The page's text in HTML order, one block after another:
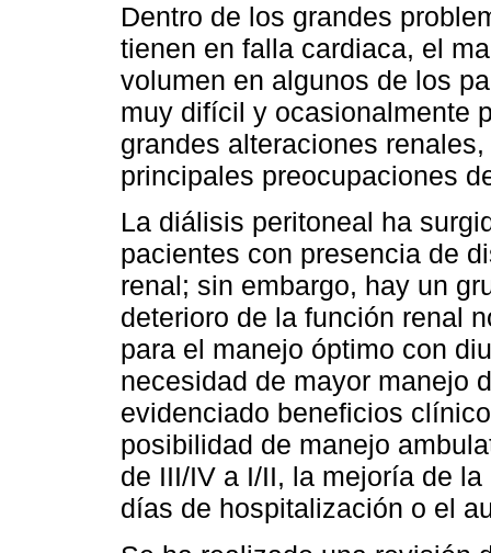
Dentro de los grandes
tienen en falla cardiaca, el
volumen en algunos de los
muy difícil y ocasionalmente
grandes alteraciones
principales preocupaciones
La diálisis peritoneal ha
pacientes con presencia de
renal; sin embargo, hay un
deterioro de la función renal
para el manejo óptimo con
necesidad de mayor manejo
evidenciado beneficios
posibilidad de manejo
de III/IV a I/II, la mejoría de
días de hospitalización o el